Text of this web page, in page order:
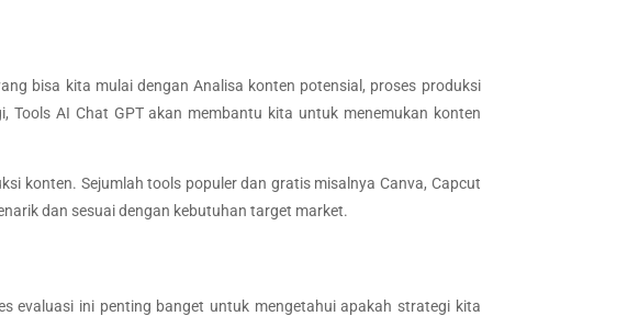
bisa kita mulai dengan Analisa konten potensial, proses produksi
AI Chat GPT akan membantu kita untuk menemukan konten
konten. Sejumlah tools populer dan gratis misalnya Canva, Capcut
dan sesuai dengan kebutuhan target market.
evaluasi ini penting banget untuk mengetahui apakah strategi kita